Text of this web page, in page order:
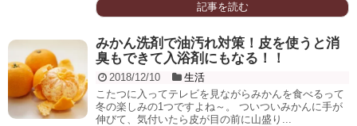
記事を読む
みかん洗剤で油汚れ対策！皮を使うと消
臭もできて入浴剤にもなる！！
2018/12/10
生活
こたつに入ってテレビを見ながらみかんを食べるって
冬の楽しみの1つですよね～。 ついついみかんに手が
伸びて、気付いたら皮が目の前に山盛り...